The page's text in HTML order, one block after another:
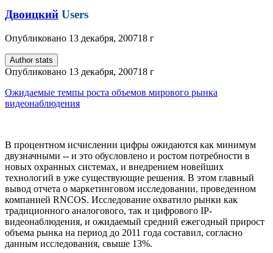
Двоицкий Users
Опубликовано 13 декабря, 200718 г
Author stats
Опубликовано 13 декабря, 200718 г
Ожидаемые темпы роста объемов мирового рынка
видеонаблюдения
В процентном исчислении цифры ожидаются как минимум
двузначными -- и это обусловлено и ростом потребности в
новых охранных системах, и внедрением новейших
технологий в уже существующие решения. В этом главный
вывод отчета о маркетинговом исследовании, проведенном
компанией RNCOS. Исследование охватило рынки как
традиционного аналогового, так и цифрового IP-
видеонаблюдения, и ожидаемый средний ежегодный прирост
объема рынка на период до 2011 года составил, согласно
данным исследования, свыше 13%.